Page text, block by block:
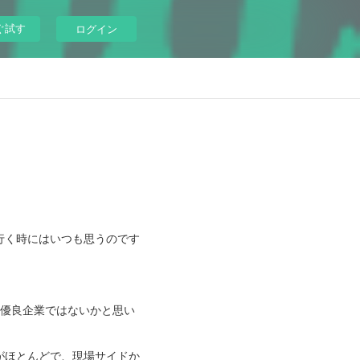
試す ログイン
時にはいつも思うのです
良企業ではないかと思い
とんどで、現場サイドか